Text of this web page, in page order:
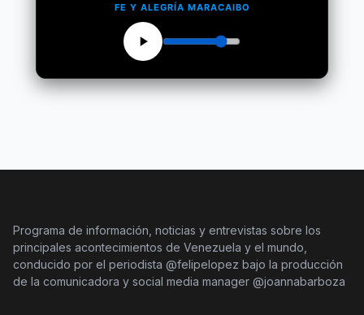
FE Y ALEGRÍA MARACAIBO
Programa de información, noticias y entrevistas sobre los
principales acontecimientos de Venezuela y el mundo,
conducido por el periodista @felipelopez bajo la producción
de la comunicadora y social media manager @joannabarboza